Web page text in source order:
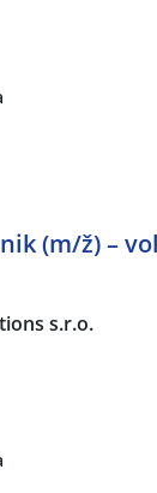
(m/ž) –
s.r.o.